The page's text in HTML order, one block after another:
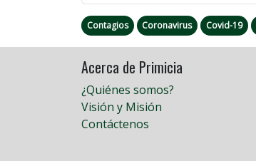
Contagios Coronavirus Covid-19
Acerca de Primicia
¿Quiénes somos?
Visión y Misión
Contáctenos